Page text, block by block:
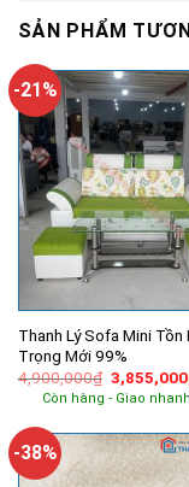
SẢN PHẨM
-21%
Thanh Lý Sofa Mini Tồn
Trọng Mới 99%
4,900,000₫ Giá
gốc
là:
3,855,000
Còn hàng - Giao nhanh
-38%